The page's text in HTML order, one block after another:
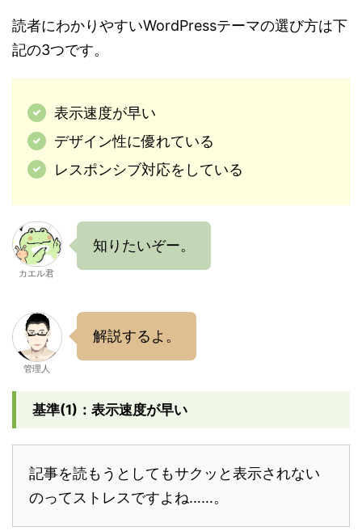
読者にわかりやすいWordPressテーマの選び方は下
記の3つです。
表示速度が早い
デザイン性に優れている
レスポンシブ対応をしている
カエル君
知りたいぞー。
管理人
解説するよ。
基準(1)：表示速度が早い
記事を読もうとしてもサクッと表示されない
のってストレスですよね……。